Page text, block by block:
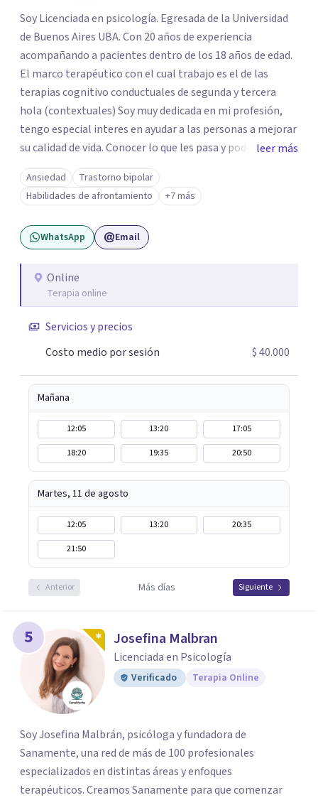
Soy Licenciada en psicología. Egresada de la Universidad
de Buenos Aires UBA. Con 20 años de experiencia
acompañando a pacientes dentro de los 18 años de edad.
El marco terapéutico con el cual trabajo es el de las
terapias cognitivo conductuales de segunda y tercera
hola (contextuales) Soy muy dedicada en mi profesión,
tengo especial interes en ayudar a las personas a mejorar
su calidad de vida. Conocer lo que les pasa y poder trabajar
en ello brindando las herramientas necesarias. Hay
momentos en la vida por los cuales atravezamos por
estados de ansiedad, depresión o estrés, es alli donde no
encontramos o nos parece no tener recursos para
afrontarlos, pareciera que no hay salida. Dentro de esta
es la que ha presentado mayores evidencias epíricas en la
solución de estos cuadros con resultados muy buenos y
acompañarte. Si estás buscando un espacio de
acompañamiento profesional en español, escríbeme y
leer más
Ansiedad
Trastorno bipolar
Habilidades de afrontamiento
+7 más
WhatsApp Email
Online
Terapia online
Servicios y precios
Costo medio por sesión
$ 40.000
Mañana
12:05 13:20
17:05
18:20
19:35 20:50
Martes, 11 de agosto
12:05 13:20
20:35
21:50
Anterior Más días Siguiente
5 Josefina Malbran
Licenciada en Psicología
Verificado Terapia Online
Soy Josefina Malbrán, psicóloga y fundadora de
Sanamente, una red de más de 100 profesionales
especializados en distintas áreas y enfoques
terapéuticos. Creamos Sanamente para que comenzar